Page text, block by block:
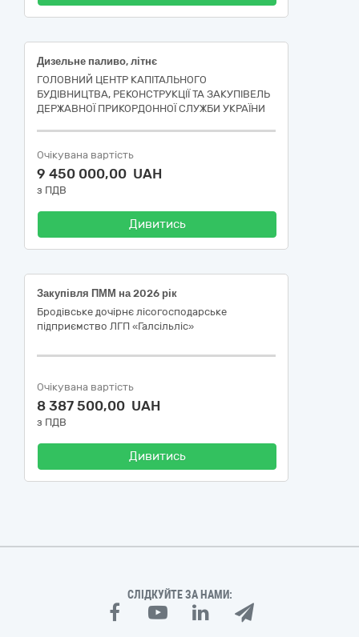
Дизельне паливо, літнє
ГОЛОВНИЙ ЦЕНТР КАПІТАЛЬНОГО
БУДІВНИЦТВА, РЕКОНСТРУКЦІЇ ТА ЗАКУПІВЕЛЬ
ДЕРЖАВНОЇ ПРИКОРДОННОЇ СЛУЖБИ УКРАЇНИ
Очікувана вартість
9 450 000,00 UAH
з ПДВ
Дивитись
Закупівля ПММ на 2026 рік
Бродівське дочірнє лісогосподарське
підприємство ЛГП «Галсільліс»
Очікувана вартість
8 387 500,00 UAH
з ПДВ
Дивитись
СЛІДКУЙТЕ ЗА НАМИ: